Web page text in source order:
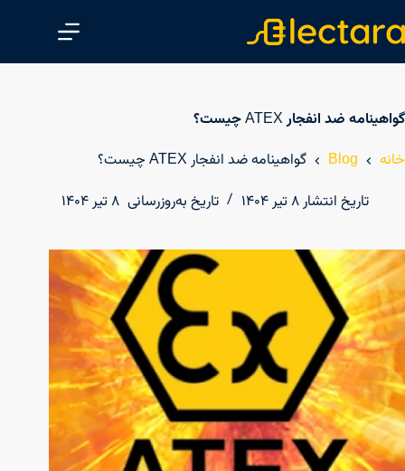
ش
گواهینامه ضد انفجار ATEX چیست؟
خانه
Blog
گواهینامه ضد انفجار ATEX چیست؟
تاریخ انتشار۸ تیر ۱۴۰۴ تاریخ به‌روزرسانی ۸ تیر ۱۴۰۴